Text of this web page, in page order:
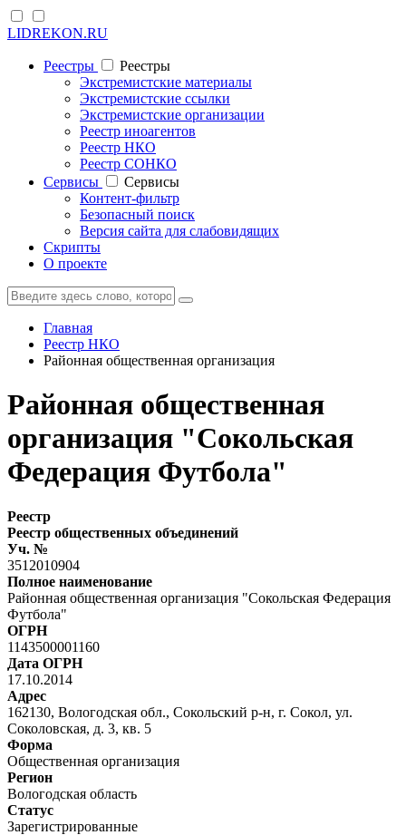
LIDREKON.RU
Реестры
Реестры
Экстремистские материалы
Экстремистские ссылки
Экстремистские организации
Реестр иноагентов
Реестр НКО
Реестр СОНКО
Cервисы
Cервисы
Контент-фильтр
Безопасный поиск
Версия сайта для слабовидящих
Скрипты
О проекте
Главная
Реестр НКО
Районная общественная организация
Районная общественная
организация "Сокольская
Федерация Футбола"
Реестр
Реестр общественных объединений
Уч. №
3512010904
Полное наименование
Районная общественная организация "Сокольская Федерация
Футбола"
ОГРН
1143500001160
Дата ОГРН
17.10.2014
Адрес
162130, Вологодская обл., Сокольский р-н, г. Сокол, ул.
Соколовская, д. 3, кв. 5
Форма
Общественная организация
Регион
Вологодская область
Статус
Зарегистрированные